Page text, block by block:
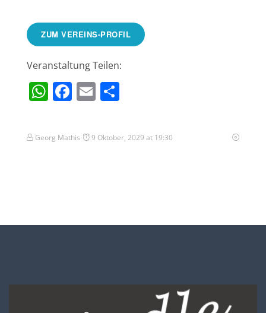
ZUM VEREINS-PROFIL
Veranstaltung Teilen:
WhatsApp
Facebook
Email
Georg Mathis 9 Oktober, 2029 at 19:30